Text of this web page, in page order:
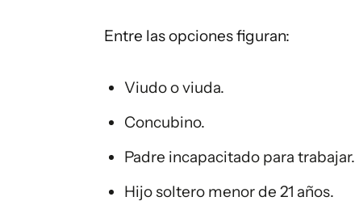
Entre las opciones figuran:
Viudo o viuda.
Concubino.
Padre incapacitado para trabajar.
Hijo soltero menor de 21 años.